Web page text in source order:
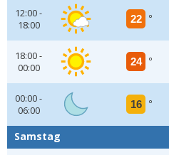
12:00 -
18:00
22 °
18:00 -
00:00
24 °
00:00 -
06:00
16 °
Samstag